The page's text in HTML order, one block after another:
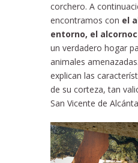
corchero. A
encontramos con el
entorno, el
un verdadero hogar
animales
explican las
de su corteza, tan
San Vicente de